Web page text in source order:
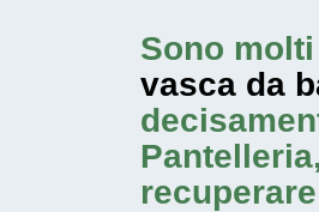
Sono
vasca da